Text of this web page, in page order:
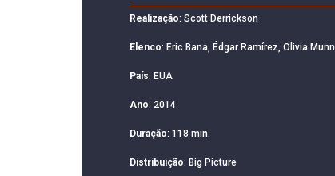
Realização: Scott Derrickson
Elenco: Eric Bana, Édgar Ramírez, Olivia Munn
País: EUA
Ano: 2014
Duração: 118 min.
Distribuição: Big Picture